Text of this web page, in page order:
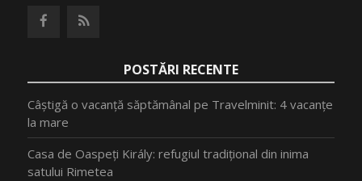
POSTĂRI RECENTE
Câștigă o vacanță săptămânal pe Travelminit: 4 vacanțe
la mare
Casa de Oaspeți Király: refugiul tradițional din inima
satului Rimetea